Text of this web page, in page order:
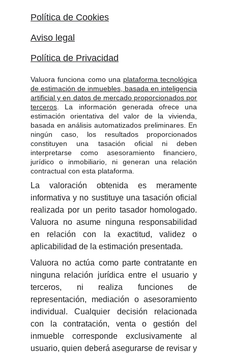
Valuora funciona como una plataforma tecnológica
de estimación de inmuebles, basada en inteligencia
artificial y en datos de mercado proporcionados por
terceros . La información generada ofrece una
estimación orientativa del valor de la vivienda,
basada en análisis automatizados preliminares. En
ningún caso, los resultados proporcionados
constituyen una tasación oficial ni deben
interpretarse como asesoramiento financiero,
jurídico o inmobiliario, ni generan una relación
contractual con esta plataforma.
La valoración obtenida es meramente
informativa y no sustituye una tasación oficial
realizada por un perito tasador homologado.
Valuora no asume ninguna responsabilidad
en relación con la exactitud, validez o
aplicabilidad de la estimación presentada.
Valuora no actúa como parte contratante en
ninguna relación jurídica entre el usuario y
terceros, ni realiza funciones de
representación, mediación o asesoramiento
individual. Cualquier decisión relacionada
con la contratación, venta o gestión del
inmueble corresponde exclusivamente al
usuario, quien deberá asegurarse de revisar y
Aviso legal
Política de Privacidad
Política de Cookies